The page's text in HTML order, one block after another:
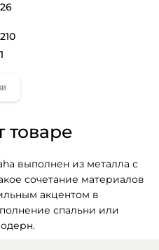
26
210
1
выполнен из металла с
сочетание материалов
акцентом в
спальни или